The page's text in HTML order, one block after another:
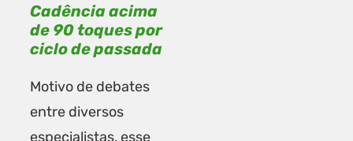
Cadência acima
de 90 toques por
ciclo de passada
Motivo de debates
entre diversos
especialistas, esse